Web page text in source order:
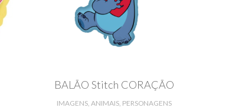
BALÃO Stitch CORAÇÃO
IMAGENS, ANIMAIS, PERSONAGENS